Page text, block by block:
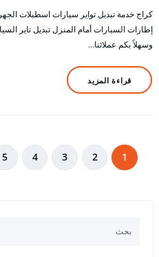
كراج خدمة تبديل تواير سيارات اسطبلات
إطارات السيارات أمام المنزل تبديل تاير
وسهلاً بكم عملائنا…
قراءة المزيد
تعدد 1
2
3
4
5